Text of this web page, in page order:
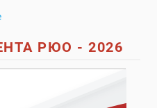
РЮО - 2026